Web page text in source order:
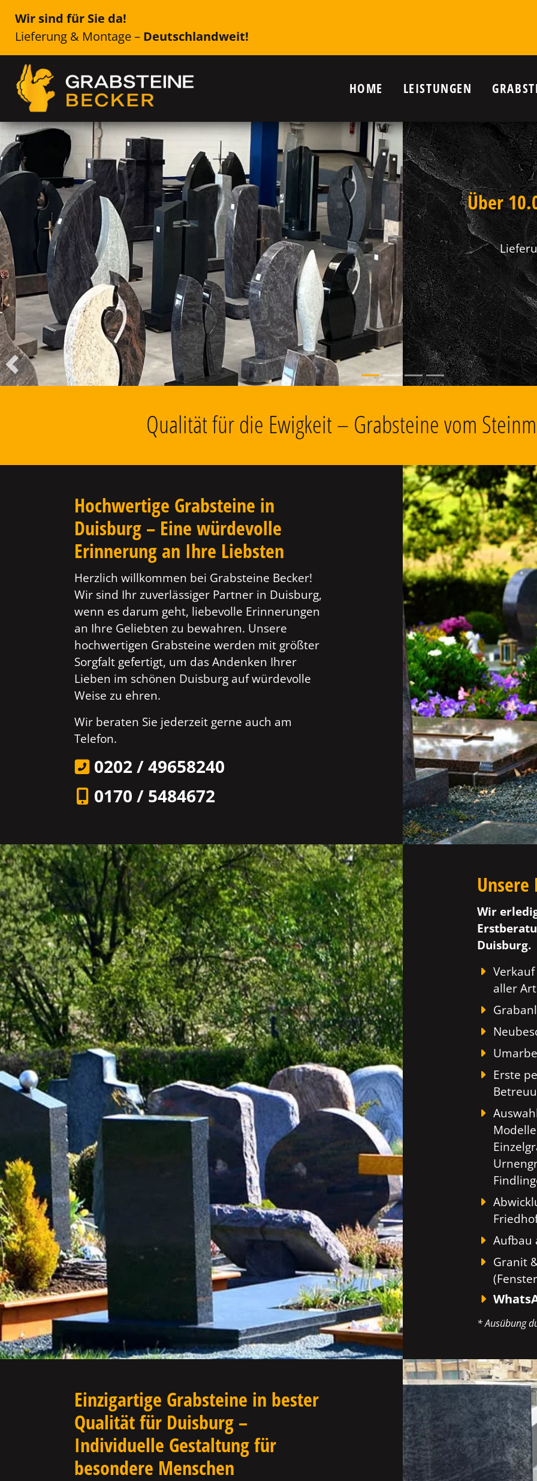
Wir sind für Sie da!
Lieferung & Montage – Deutschlandweit!
HOME LEISTUNGEN
Genau das Richtige für Ihr Grab in
Duisburg
Einzelsteine, Doppelsteine, Urnenanlagen,
Liegesteine, Findlinge, Kolumbarien, Grabschmuck
u.v.m.
Vorheriger
Qualität für die Ewigkeit – Grabsteine vom
Hochwertige Grabsteine in
Duisburg – Eine würdevolle
Erinnerung an Ihre Liebsten
Herzlich willkommen bei Grabsteine Becker!
Wir sind Ihr zuverlässiger Partner in Duisburg,
wenn es darum geht, liebevolle Erinnerungen
an Ihre Geliebten zu bewahren. Unsere
hochwertigen Grabsteine werden mit größter
Sorgfalt gefertigt, um das Andenken Ihrer
Lieben im schönen Duisburg auf würdevolle
Weise zu ehren.
Wir beraten Sie jederzeit gerne auch am
Telefon.
0202 / 49658240
0170 / 5484672
Unsere
Wir
Duisburg.
aller Art
Erste
Aufbau
Granit
* Ausübung
Einzigartige Grabsteine in bester
Qualität für Duisburg –
Individuelle Gestaltung für
besondere Menschen